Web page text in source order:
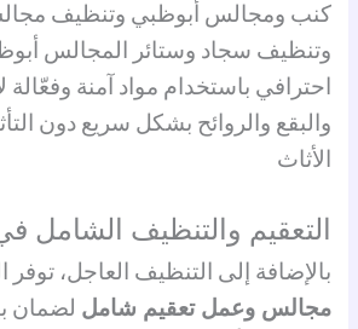
كنب ومجالس أبوظبي وتنظيف
وتنظيف سجاد وستائر المجالس
احترافي باستخدام مواد آمنة وفعّالة
والبقع والروائح بشكل سريع دون
الأثاث
التعقيم والتنظيف الشامل
بالإضافة إلى التنظيف العاجل،
مجالس وعمل تعقيم شامل لضمان